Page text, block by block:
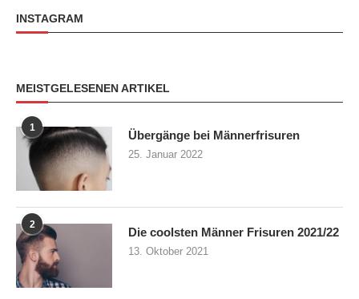
INSTAGRAM
MEISTGELESENEN ARTIKEL
1
Übergänge bei Männerfrisuren
25. Januar 2022
2
Die coolsten Männer Frisuren 2021/22
13. Oktober 2021